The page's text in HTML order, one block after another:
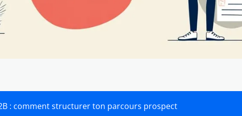
: comment structurer ton parcours prospect